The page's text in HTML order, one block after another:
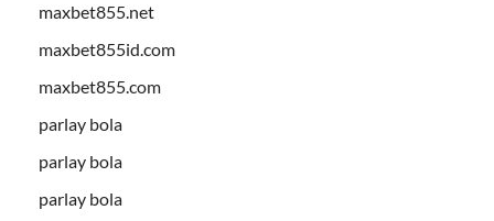
maxbet855.net
maxbet855id.com
maxbet855.com
parlay bola
parlay bola
parlay bola